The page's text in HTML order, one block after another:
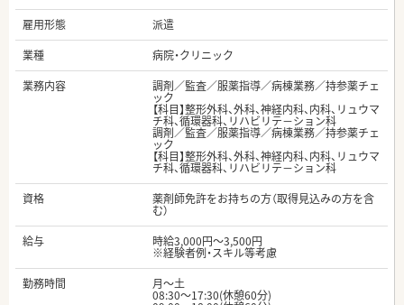
雇用形態
派遣
業種
病院・クリニック
業務内容
調剤／監査／服薬指導／病棟業務／持参薬チェ
ック
【科目】整形外科、外科、神経内科、内科、リュウマ
チ科、循環器科、リハビリテ－ション科
調剤／監査／服薬指導／病棟業務／持参薬チェ
ック
【科目】整形外科、外科、神経内科、内科、リュウマ
チ科、循環器科、リハビリテ－ション科
資格
薬剤師免許をお持ちの方（取得見込みの方を含
む）
給与
時給3,000円～3,500円
※経験者例・スキル等考慮
勤務時間
月～土
08:30～17:30(休憩60分)